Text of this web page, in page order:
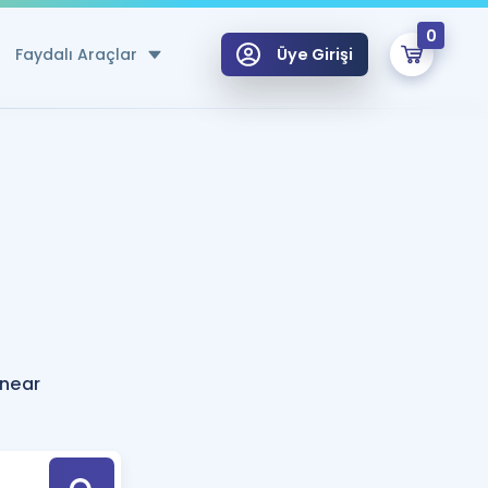
Faydalı Araçlar
Hesaplama Aracı
için Öneriler
Tek Takvimde
Üye Girişi
0
Hoca ile seni sınava hazırlayacak onlarca eğitim seni bekliyor!